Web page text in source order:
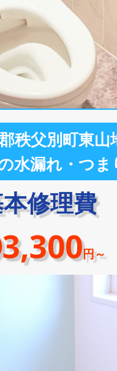
秩父別町東山
水漏れ・つま
修理費
3,300円～